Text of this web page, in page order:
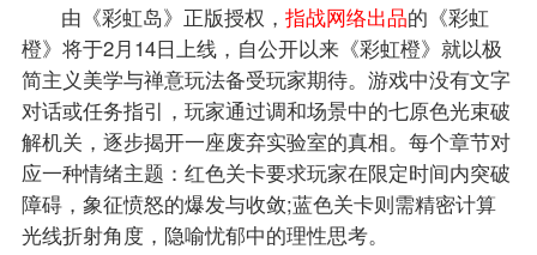
由《彩虹岛》正版授权，指战网络出品的《彩虹
橙》将于2月14日上线，自公开以来《彩虹橙》就以极
简主义美学与禅意玩法备受玩家期待。游戏中没有文字
对话或任务指引，玩家通过调和场景中的七原色光束破
解机关，逐步揭开一座废弃实验室的真相。每个章节对
应一种情绪主题：红色关卡要求玩家在限定时间内突破
障碍，象征愤怒的爆发与收敛;蓝色关卡则需精密计算
光线折射角度，隐喻忧郁中的理性思考。